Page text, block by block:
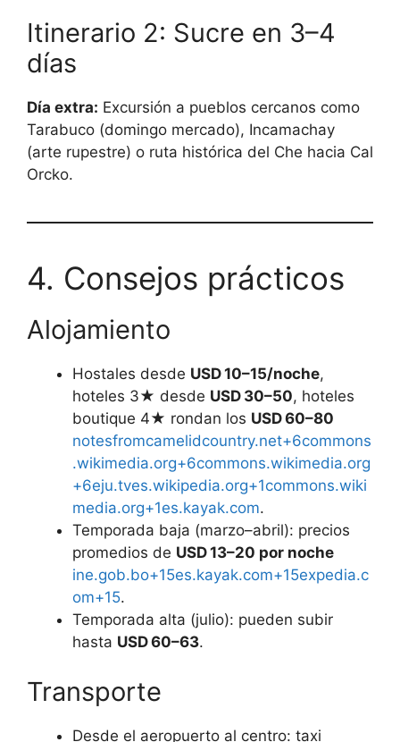
Itinerario 2: Sucre en 3–4
días
Día extra: Excursión a pueblos cercanos como
Tarabuco (domingo mercado), Incamachay
(arte rupestre) o ruta histórica del Che hacia Cal
Orcko.
4. Consejos prácticos
Alojamiento
Hostales desde USD 10–15/noche,
hoteles 3★ desde USD 30–50, hoteles
boutique 4★ rondan los USD 60–80
notesfromcamelidcountry.net+6commons
.wikimedia.org+6commons.wikimedia.org
+6eju.tves.wikipedia.org+1commons.wiki
media.org+1es.kayak.com.
Temporada baja (marzo–abril): precios
promedios de USD 13–20 por noche
ine.gob.bo+15es.kayak.com+15expedia.c
om+15.
Temporada alta (julio): pueden subir
hasta USD 60–63.
Transporte
Desde el aeropuerto al centro: taxi